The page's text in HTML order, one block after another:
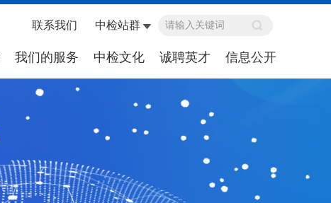
中检站群
联系我们
我们的服务 中检文化 诚聘英才 信息公开